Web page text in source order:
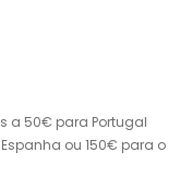
a 50€ para Portugal
ou 150€ para o